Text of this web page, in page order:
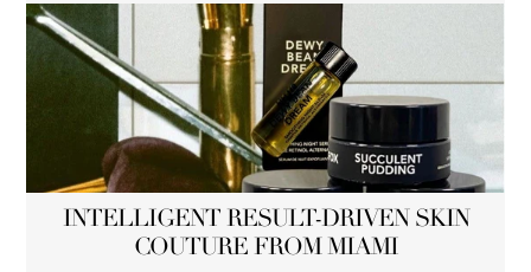
INTELLIGENT RESULT-DRIVEN SKIN
COUTURE FROM MIAMI